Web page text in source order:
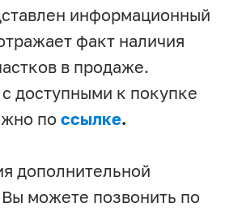
информационный
факт наличия
в продаже.
доступными к покупке
по ссылке.
дополнительной
можете позвонить по